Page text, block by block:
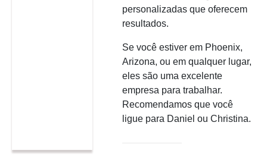
personalizadas que oferecem
resultados.
Se você estiver em Phoenix,
Arizona, ou em qualquer lugar,
eles são uma excelente
empresa para trabalhar.
Recomendamos que você
ligue para Daniel ou Christina.